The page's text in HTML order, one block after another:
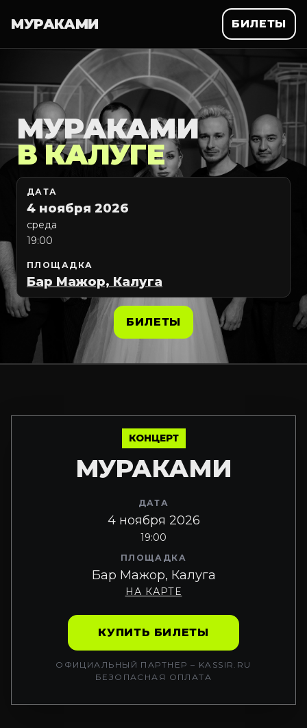
МУРАКАМИ БИЛЕТЫ
МУРАКАМИ
В КАЛУГЕ
ДАТА
4 ноября 2026
среда
19:00
ПЛОЩАДКА
Бар Мажор, Калуга
БИЛЕТЫ
КОНЦЕРТ
МУРАКАМИ
ДАТА
4 ноября 2026
19:00
ПЛОЩАДКА
Бар Мажор, Калуга
НА КАРТЕ
КУПИТЬ БИЛЕТЫ
ОФИЦИАЛЬНЫЙ ПАРТНЕР – KASSIR.RU
БЕЗОПАСНАЯ ОПЛАТА